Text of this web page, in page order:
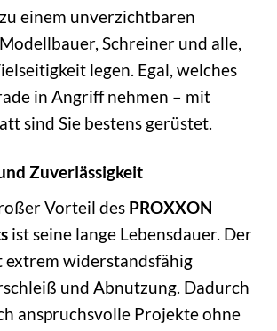
einem unverzichtbaren
Schreiner und alle,
legen. Egal, welches
in Angriff nehmen – mit
sind Sie bestens gerüstet.
Zuverlässigkeit
Vorteil des PROXXON
ist seine lange Lebensdauer. Der
extrem widerstandsfähig
und Abnutzung. Dadurch
anspruchsvolle Projekte ohne